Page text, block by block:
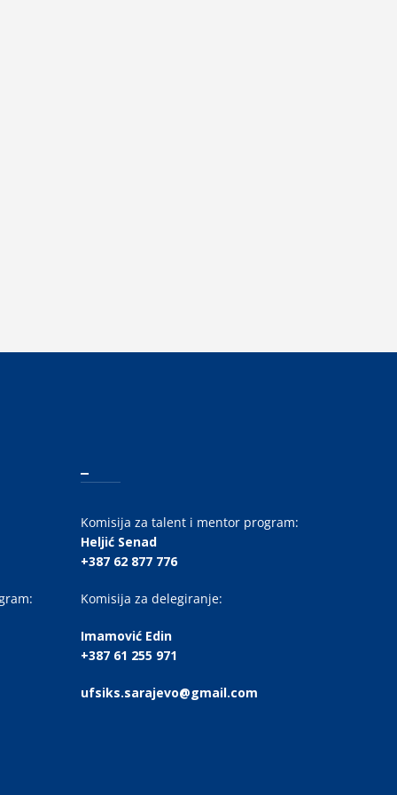
Komisija za talent i mentor program:
Heljić Senad
+387 62 877 776
Komisija za delegiranje:
Imamović Edin
+387 61 255 971
ufsiks.sarajevo@gmail.com